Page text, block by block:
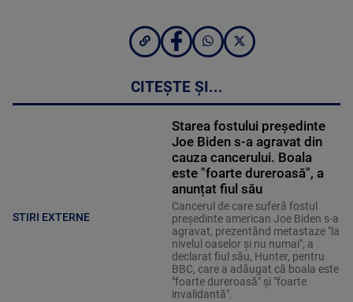
CITEȘTE ȘI...
STIRI EXTERNE
Starea fostului președinte
Joe Biden s-a agravat din
cauza cancerului. Boala
este "foarte dureroasă", a
anunțat fiul său
Cancerul de care suferă fostul
preşedinte american Joe Biden s-a
agravat, prezentând metastaze "la
nivelul oaselor şi nu numai", a
declarat fiul său, Hunter, pentru
BBC, care a adăugat că boala este
"foarte dureroasă" şi "foarte
invalidantă".